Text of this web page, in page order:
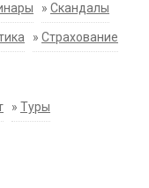
» Скандалы
» Страхование
» Туры